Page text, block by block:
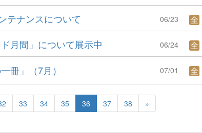
テナンスについて 06/23
月間」について展示中 06/24
冊」（7月） 07/01
33 34 35 36 37 38 »